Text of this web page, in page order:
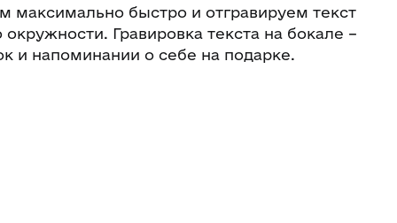
максимально быстро и отгравируем текст
Гравировка текста на бокале –
и напоминании о себе на подарке.